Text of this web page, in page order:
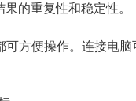
的重复性和稳定性。
方便操作。连接电